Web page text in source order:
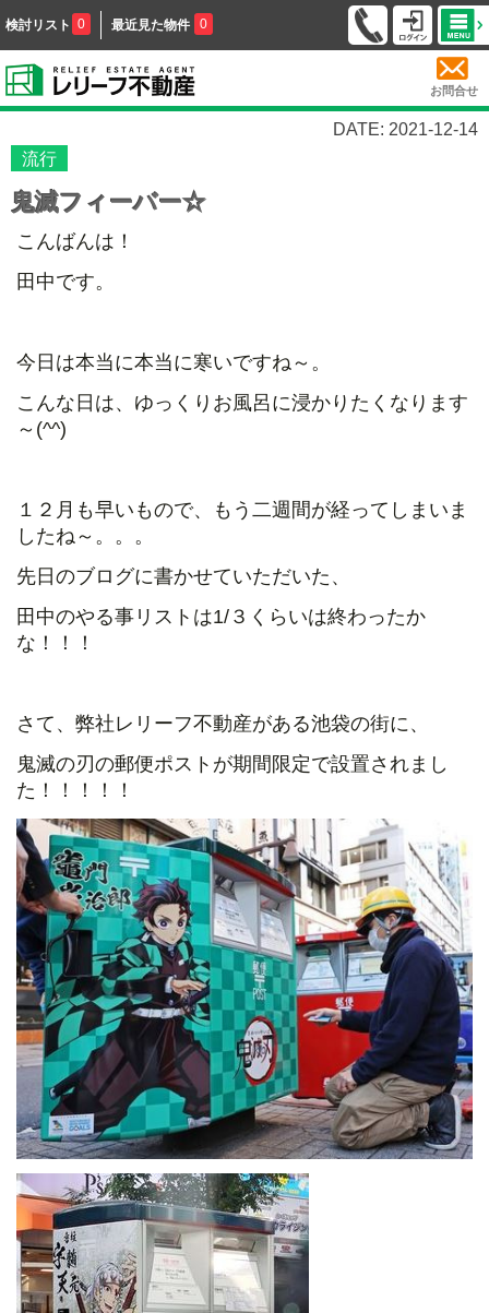
検討リスト 0 最近見た物件 0
お問合せ
DATE: 2021-12-14
流行
鬼滅フィーバー☆
こんばんは！
田中です。
今日は本当に本当に寒いですね～。
こんな日は、ゆっくりお風呂に浸かりたくなります
～(^^)
１２月も早いもので、もう二週間が経ってしまいま
したね～。。。
先日のブログに書かせていただいた、
田中のやる事リストは1/３くらいは終わったか
な！！！
さて、弊社レリーフ不動産がある池袋の街に、
鬼滅の刃の郵便ポストが期間限定で設置されまし
た！！！！！